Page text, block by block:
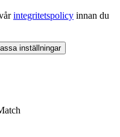
integritetspolicy innan du
inställningar